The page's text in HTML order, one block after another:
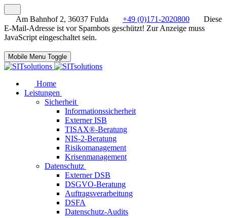
Am Bahnhof 2, 36037 Fulda +49 (0)171-2020800
Diese
E-Mail-Adresse ist vor Spambots geschützt! Zur Anzeige muss
JavaScript eingeschaltet sein.
Mobile Menu Toggle
Home
Leistungen
Sicherheit
Informationssicherheit
Externer ISB
TISAX®-Beratung
NIS-2-Beratung
Risikomanagement
Krisenmanagement
Datenschutz
Externer DSB
DSGVO-Beratung
Auftragsverarbeitung
DSFA
Datenschutz-Audits